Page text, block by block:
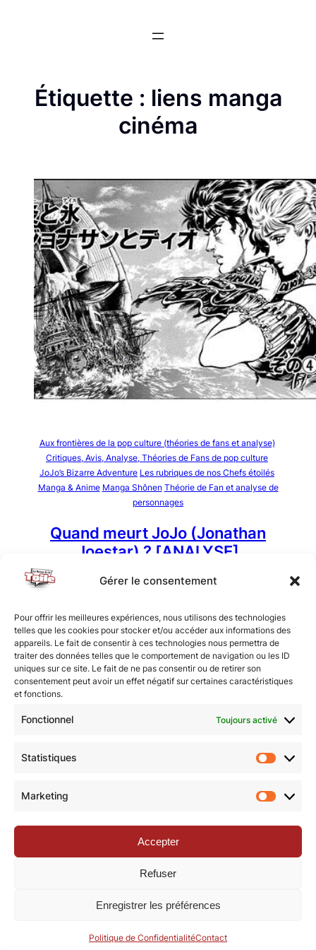
Gérer le consentement
Pour offrir les meilleures expériences, nous utilisons des technologies
telles que les cookies pour stocker et/ou accéder aux informations des
appareils. Le fait de consentir à ces technologies nous permettra de
traiter des données telles que le comportement de navigation ou les ID
uniques sur ce site. Le fait de ne pas consentir ou de retirer son
consentement peut avoir un effet négatif sur certaines caractéristiques
et fonctions.
Fonctionnel Toujours activé
Statistiques
Marketing
Accepter
Refuser
Enregistrer les préférences
Politique de ConfidentialitéContact
Étiquette : liens manga
cinéma
Aux frontières de la pop culture (théories de fans et analyse)
Critiques, Avis, Analyse, Théories de Fans de pop culture
JoJo’s Bizarre Adventure Les rubriques de nos Chefs étoilés
Manga & Anime Manga Shônen Théorie de Fan et analyse de
personnages
Quand meurt JoJo (Jonathan
Joestar) ? [ANALYSE]
24 juillet 2024Umeboshi
par le cinéma. La mort de Jonathan Joestar le 7
février 1889, n’y échappe pas… Alors, quel film a bien
pu inspirer à l’auteur l’idée saugrenue de tuer son
héros en pleine série ?? Nous avons enquêté sur ce
Nous vous invitons à rejoindre la communauté des
« La Galaxie de la Pop-culture »
. N’hésitez pas à
© Revue de la Toile 2018 – 2026 | Thème Mesa WPEX par